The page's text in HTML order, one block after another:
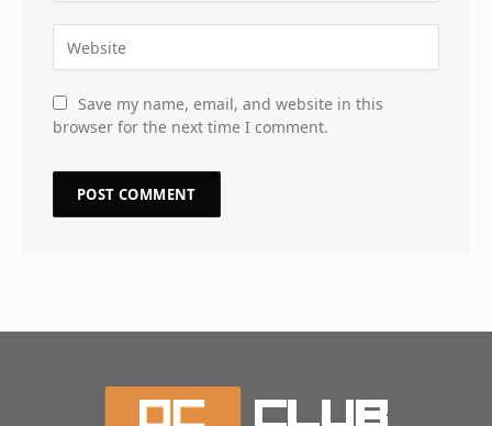
Save my name, email, and website in this
browser for the next time I comment.